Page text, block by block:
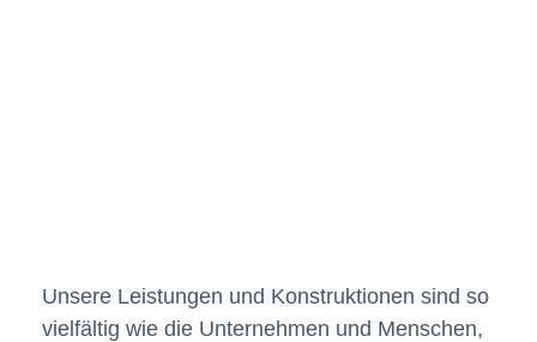
Unsere Leistungen und Konstruktionen sind so
vielfältig wie die Unternehmen und Menschen,